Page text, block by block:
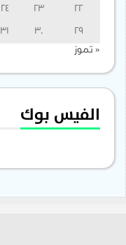
22
23
24
29
30
31
« تموز
الفيس بوك